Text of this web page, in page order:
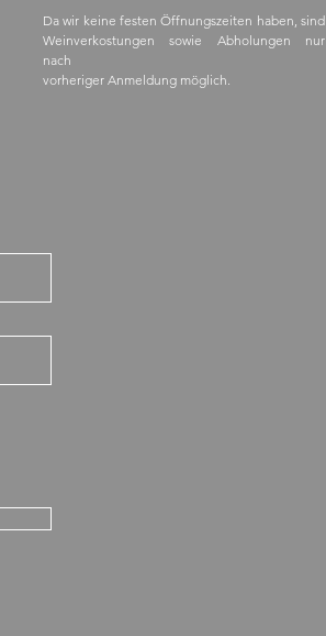
Da wir keine festen Öffnungszeiten haben, sind
Weinverkostungen sowie Abholungen nur
nach
vorheriger Anmeldung möglich.